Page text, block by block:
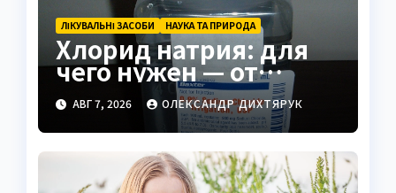
ЛІКУВАЛЬНІ ЗАСОБИ НАУКА ТА ПРИРОДА
Хлорид натрия: для
чего нужен — от
физраствора до
промышленности
АВГ 7, 2026 ОЛЕКСАНДР ДИХТЯРУК